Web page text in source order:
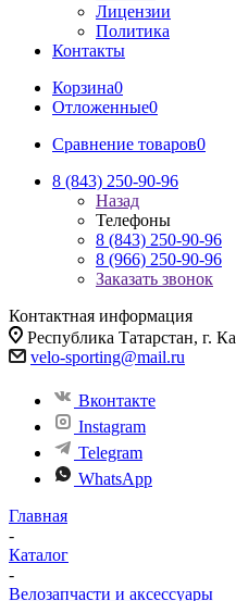
Лицензии
Политика
Контакты
Корзина0
Отложенные0
Сравнение товаров0
8 (843) 250-90-96
Назад
Телефоны
8 (843) 250-90-96
8 (966) 250-90-96
Заказать звонок
Контактная информация
Республика Татарстан, г.
velo-sporting@mail.ru
Вконтакте
Instagram
Telegram
WhatsApp
Главная
-
Каталог
-
Велозапчасти и аксессуары